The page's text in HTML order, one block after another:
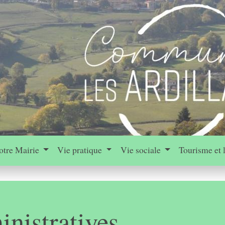
Mairie Vie pratique Vie sociale Tourisme et